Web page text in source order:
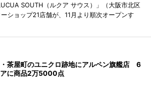
SOUTH（ルクア サウス）」（大阪市北区
ショップ21店舗が、11月より順次オープンす
茶屋町のユニクロ跡地にアルペン旗艦店 6
に商品2万5000点